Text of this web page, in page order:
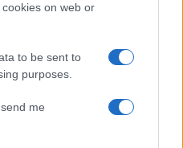
on web or
to be sent to
purposes.
me
a Catania, ma il tour